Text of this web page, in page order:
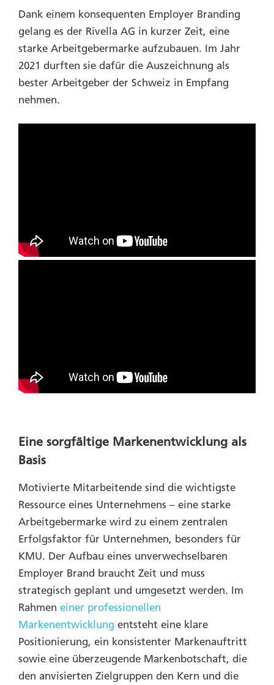
Dank einem konsequenten Employer Branding
gelang es der Rivella AG in kurzer Zeit, eine
starke Arbeitgebermarke aufzubauen. Im Jahr
2021 durften sie dafür die Auszeichnung als
bester Arbeitgeber der Schweiz in Empfang
nehmen.
Eine sorgfältige Markenentwicklung als
Basis
Motivierte Mitarbeitende sind die wichtigste
Ressource eines Unternehmens – eine starke
Arbeitgebermarke wird zu einem zentralen
Erfolgsfaktor für Unternehmen, besonders für
KMU. Der Aufbau eines unverwechselbaren
Employer Brand braucht Zeit und muss
strategisch geplant und umgesetzt werden. Im
Rahmen einer professionellen
Markenentwicklung entsteht eine klare
Positionierung, ein konsistenter Markenauftritt
sowie eine überzeugende Markenbotschaft, die
den anvisierten Zielgruppen den Kern und die